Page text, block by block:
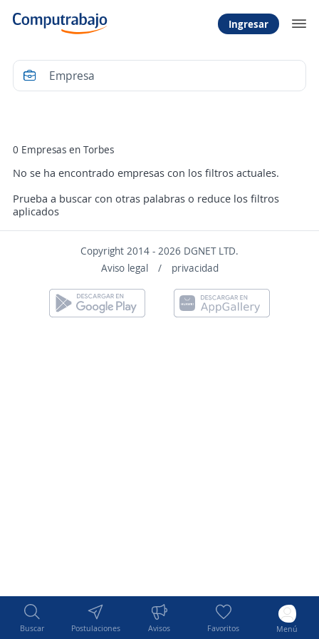
Ingresar
Buscar Postulaciones Avisos Favoritos Menú
0 Empresas en Torbes
No se ha encontrado empresas con los filtros actuales.
Prueba a buscar con otras palabras o reduce los filtros
aplicados
Copyright 2014 - 2026 DGNET LTD.
Aviso legal
/ privacidad